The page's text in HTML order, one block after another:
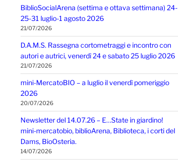
BiblioSocialArena (settima e ottava settimana) 24-
25-31 luglio-1 agosto 2026
21/07/2026
D.A.M.S. Rassegna cortometraggi e incontro con
autori e autrici, venerdì 24 e sabato 25 luglio 2026
21/07/2026
mini-MercatoBIO – a luglio il venerdì pomeriggio
2026
20/07/2026
Newsletter del 14.07.26 – E…State in giardino!
mini-mercatobio, biblioArena, Biblioteca, i corti del
Dams, BioOsteria.
14/07/2026